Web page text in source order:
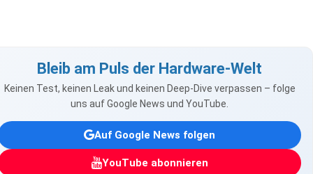
Bleib am Puls der Hardware-Welt
Keinen Test, keinen Leak und keinen Deep-Dive verpassen – folge
uns auf Google News und YouTube.
Auf Google News folgen
YouTube abonnieren